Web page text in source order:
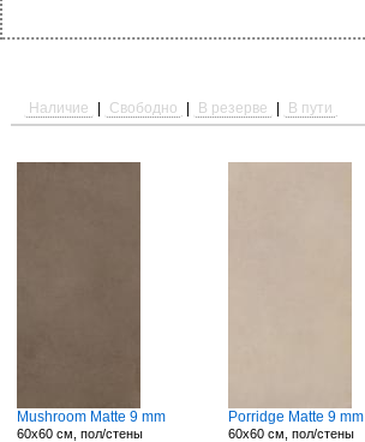
Наличие Свободно В резерве В пути
Mushroom Matte 9 mm
60x60 см, пол/стены
Porridge Matte 9 mm
60x60 см, пол/стены